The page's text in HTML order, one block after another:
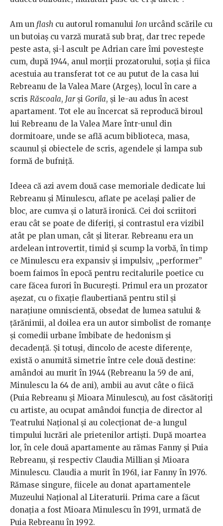
Am un flash cu autorul romanului Ion urcând scările cu
un butoiaș cu varză murată sub braț, dar trec repede
peste asta, și-l ascult pe Adrian care îmi povestește
cum, după 1944, anul morții prozatorului, soția și fiica
acestuia au transferat tot ce au putut de la casa lui
Rebreanu de la Valea Mare (Argeș), locul în care a
scris Răscoala, Jarși Gorila, și le-au adus în acest
apartament. Tot ele au încercat să reproducă biroul
lui Rebreanu de la Valea Mare într-unul din
dormitoare, unde se află acum biblioteca, masa,
scaunul și obiectele de scris, agendele și lampa sub
formă de bufniță.
Ideea că azi avem două case memoriale dedicate lui
Rebreanu și Minulescu, aflate pe același palier de
bloc, are cumva și o latură ironică. Cei doi scriitori
erau cât se poate de diferiți, și contrastul era vizibil
atât pe plan uman, cât și literar. Rebreanu era un
ardelean introvertit, timid și scump la vorbă, în timp
ce Minulescu era expansiv și impulsiv, „performer”
boem faimos în epocă pentru recitalurile poetice cu
care făcea furori în București. Primul era un prozator
așezat, cu o fixație flaubertiană pentru stil și
narațiune omniscientă, obsedat de lumea satului &
țărănimii, al doilea era un autor simbolist de romanțe
și comedii urbane îmbibate de hedonism și
decadență. Și totuși, dincolo de aceste diferențe,
există o anumită simetrie între cele două destine:
amândoi au murit în 1944 (Rebreanu la 59 de ani,
Minulescu la 64 de ani), ambii au avut câte o fiică
(Puia Rebreanu și Mioara Minulescu), au fost căsătoriți
cu artiste, au ocupat amândoi funcția de director al
Teatrului Național și au colecționat de-a lungul
timpului lucrări ale prietenilor artiști. După moartea
lor, în cele două apartamente au rămas Fanny și Puia
Rebreanu, și respectiv Claudia Millian și Mioara
Minulescu. Claudia a murit în 1961, iar Fanny în 1976.
Rămase singure, fiicele au donat apartamentele
Muzeului Național al Literaturii. Prima care a făcut
donația a fost Mioara Minulescu în 1991, urmată de
Puia Rebreanu în 1992.